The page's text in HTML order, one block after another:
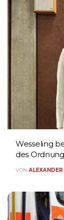
Wesseling
des
VON